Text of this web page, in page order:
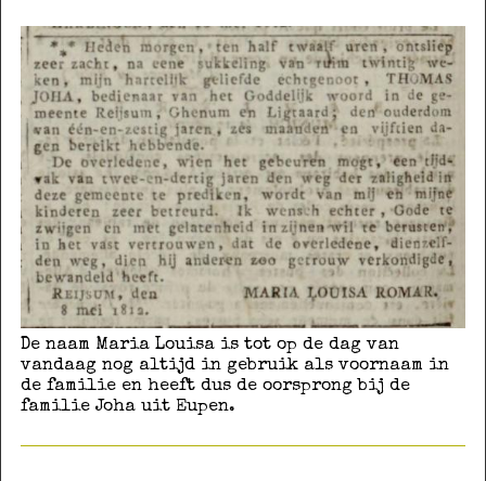
De naam Maria Louisa is tot op de dag van
vandaag nog altijd in gebruik als voornaam in
de familie en heeft dus de oorsprong bij de
familie Joha uit Eupen.